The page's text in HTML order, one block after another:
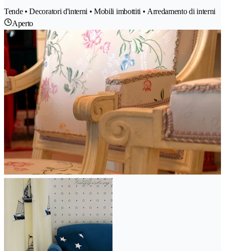
Tende • Decoratori d'interni • Mobili imbottiti • Arredamento di interni
Aperto